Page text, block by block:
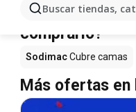
Buscar tiendas,
Cubre camas
comprarlo?
SodimacCubre camas
Más ofertas